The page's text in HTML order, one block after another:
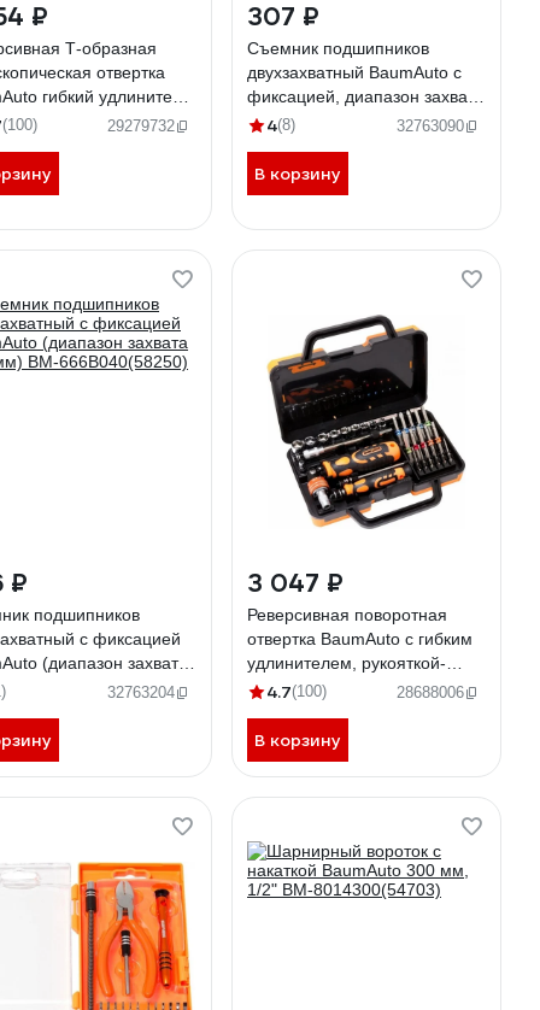
₽
Т-образная
отвертка
гибкий удлинитель,
бит и головок, 32пр,
(100) 29279732
307 ₽
Съемник подшипников
двухзахватный BaumAuto с
фиксацией, диапазон захвата
8-45мм BM-666B035(58248)
4(8) 32763090
В корзину
₽
подшипников
с фиксацией
(диапазон захвата
BM-666B040(58250)
32763204
3 047 ₽
Реверсивная поворотная
отвертка BaumAuto с гибким
удлинителем, рукояткой-
битодержателем, комплектом
sl, h, th в кейсе, 31 предмет
BM-30311631(18457)
4.7(100) 28688006
В корзину